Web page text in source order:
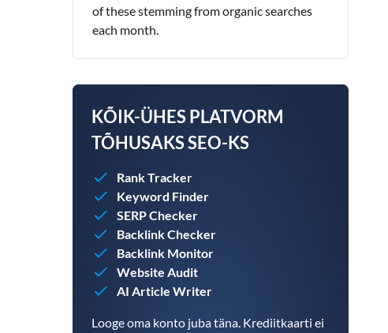
of these stemming from organic searches
each month.
KÕIK-ÜHES PLATVORM
TÕHUSAKS SEO-KS
Rank Tracker
Keyword Finder
SERP Checker
Backlink Checker
Backlink Monitor
Website Audit
AI Article Writer
Looge oma konto juba täna. Krediitkaarti ei